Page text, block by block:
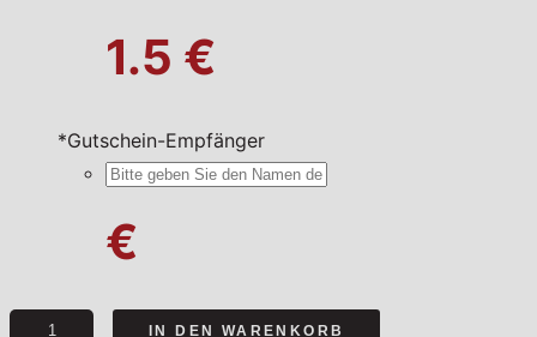
1.5 €
*Gutschein-Empfänger
€
Tatort IN DEN WARENKORB